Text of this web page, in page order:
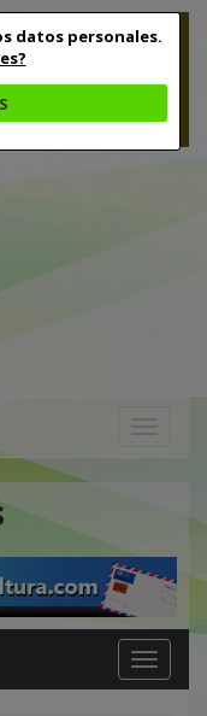
datos personales.
Toggle
navigation